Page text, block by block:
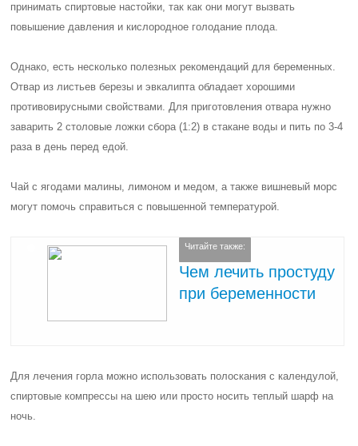
принимать спиртовые настойки, так как они могут вызвать
повышение давления и кислородное голодание плода.
Однако, есть несколько полезных рекомендаций для беременных.
Отвар из листьев березы и эвкалипта обладает хорошими
противовирусными свойствами. Для приготовления отвара нужно
заварить 2 столовые ложки сбора (1:2) в стакане воды и пить по 3-4
раза в день перед едой.
Чай с ягодами малины, лимоном и медом, а также вишневый морс
могут помочь справиться с повышенной температурой.
Читайте также:
Чем лечить простуду
при беременности
Для лечения горла можно использовать полоскания с календулой,
спиртовые компрессы на шею или просто носить теплый шарф на
ночь.